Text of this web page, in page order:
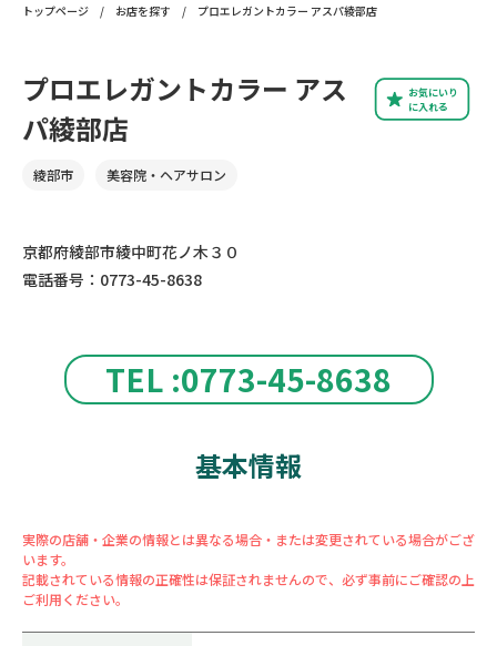
トップページ / お店を探す / プロエレガントカラー アスパ綾部店
TEL :0773-45-8638
お気にいり
に入れる
プロエレガントカラー アス
パ綾部店
綾部市 美容院・ヘアサロン
京都府綾部市綾中町花ノ木３０
電話番号：0773-45-8638
基本情報
実際の店舗・企業の情報とは異なる場合・または変更されている場合がござ
います。
記載されている情報の正確性は保証されませんので、必ず事前にご確認の上
ご利用ください。